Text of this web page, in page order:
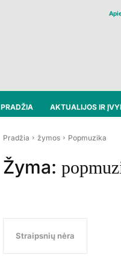
PRADŽIA AKTUALIJOS IR
Pradžia žymos Popmuzika
Žyma:
Straipsnių nėra